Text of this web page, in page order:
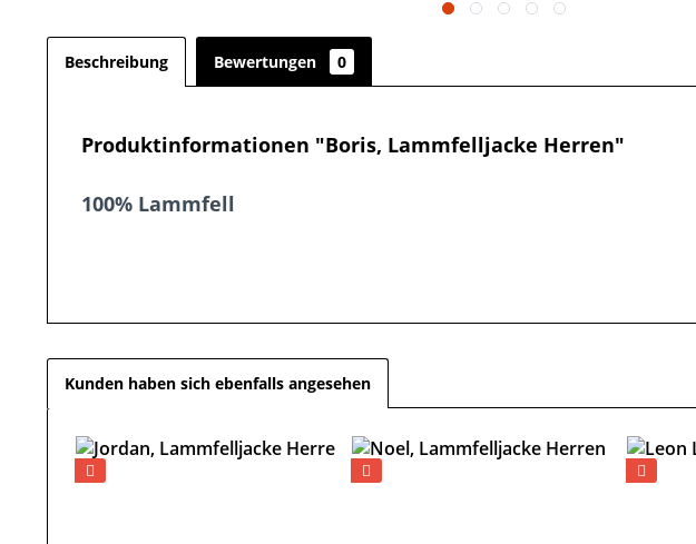
Beschreibung Bewertungen 0
Produktinformationen "Boris, Lammfelljacke Herren"
100% Lammfell
Kunden haben sich ebenfalls angesehen